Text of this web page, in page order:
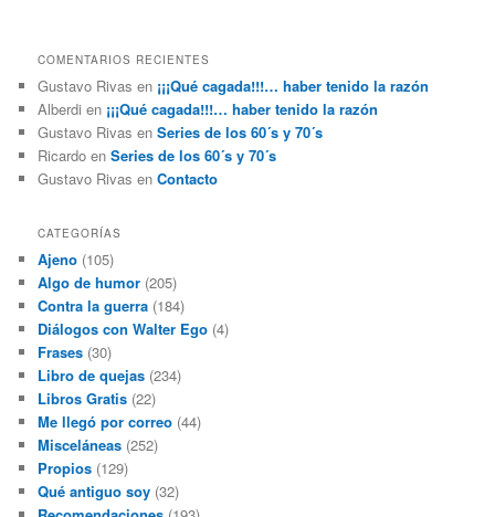
COMENTARIOS RECIENTES
Gustavo Rivas en ¡¡¡Qué cagada!!!… haber tenido la razón
Alberdi en ¡¡¡Qué cagada!!!… haber tenido la razón
Gustavo Rivas enSeries de los 60´s y 70´s
Ricardo enSeries de los 60´s y 70´s
Gustavo Rivas enContacto
CATEGORÍAS
Ajeno (105)
Algo de humor (205)
Contra la guerra (184)
Diálogos con Walter Ego (4)
Frases (30)
Libro de quejas (234)
Libros Gratis (22)
Me llegó por correo (44)
Misceláneas (252)
Propios (129)
Qué antiguo soy (32)